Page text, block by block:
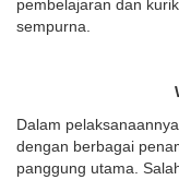
pembelajaran dan
sempurna.
Dalam
dengan berbagai
panggung utama.